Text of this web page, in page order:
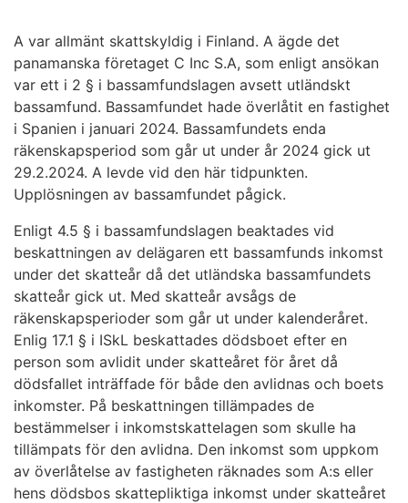
A var allmänt skattskyldig i Finland. A ägde det
panamanska företaget C Inc S.A, som enligt ansökan
var ett i 2 § i bassamfundslagen avsett utländskt
bassamfund. Bassamfundet hade överlåtit en fastighet
i Spanien i januari 2024. Bassamfundets enda
räkenskapsperiod som går ut under år 2024 gick ut
29.2.2024. A levde vid den här tidpunkten.
Upplösningen av bassamfundet pågick.
Enligt 4.5 § i bassamfundslagen beaktades vid
beskattningen av delägaren ett bassamfunds inkomst
under det skatteår då det utländska bassamfundets
skatteår gick ut. Med skatteår avsågs de
räkenskapsperioder som går ut under kalenderåret.
Enlig 17.1 § i ISkL beskattades dödsboet efter en
person som avlidit under skatteåret för året då
dödsfallet inträffade för både den avlidnas och boets
inkomster. På beskattningen tillämpades de
bestämmelser i inkomstskattelagen som skulle ha
tillämpats för den avlidna. Den inkomst som uppkom
av överlåtelse av fastigheten räknades som A:s eller
hens dödsbos skattepliktiga inkomst under skatteåret